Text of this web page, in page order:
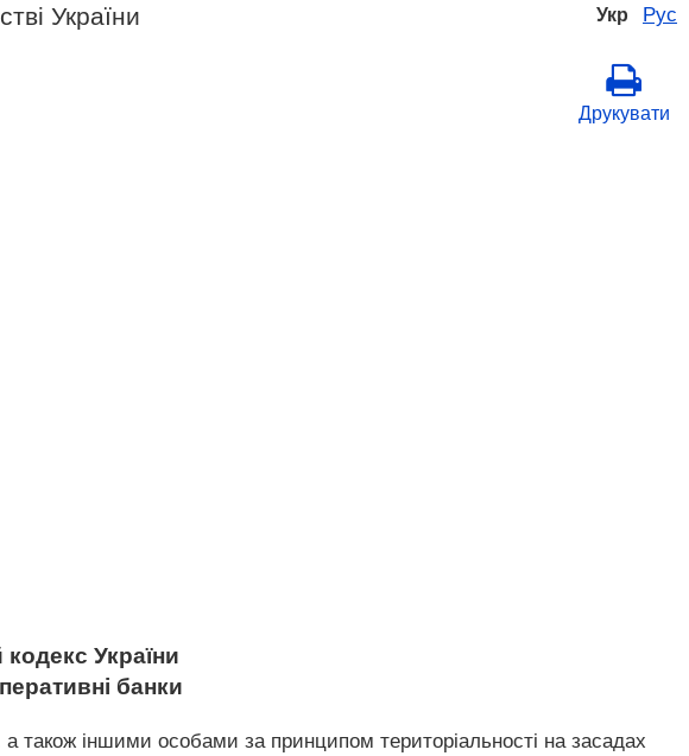
Укр Рус
України
Друкувати
України
банки
також іншими особами за принципом територіальності на засадах